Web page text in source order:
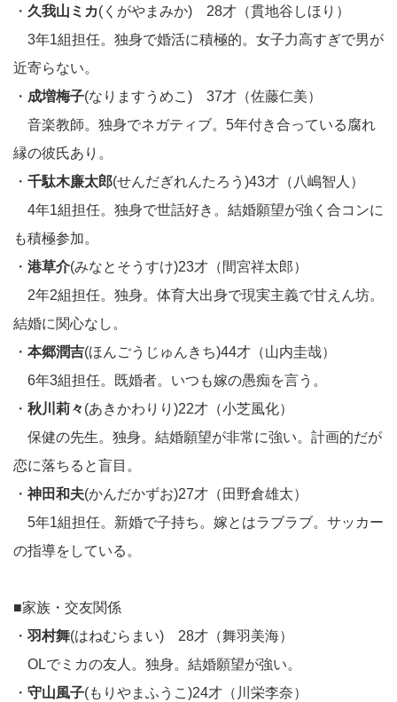
・ 久我山ミカ(くがやまみか) 28才（貫地谷しほり）
3年1組担任。独身で婚活に積極的。女子力高すぎで男が
近寄らない。
・ 成増梅子(なりますうめこ) 37才（佐藤仁美）
音楽教師。独身でネガティブ。5年付き合っている腐れ
縁の彼氏あり。
・ 千駄木廉太郎(せんだぎれんたろう)43才（八嶋智人）
4年1組担任。独身で世話好き。結婚願望が強く合コンに
も積極参加。
・ 港草介(みなとそうすけ)23才（間宮祥太郎）
2年2組担任。独身。体育大出身で現実主義で甘えん坊。
結婚に関心なし。
・ 本郷潤吉(ほんごうじゅんきち)44才（山内圭哉）
6年3組担任。既婚者。いつも嫁の愚痴を言う。
・ 秋川莉々(あきかわりり)22才（小芝風化）
保健の先生。独身。結婚願望が非常に強い。計画的だが
恋に落ちると盲目。
・ 神田和夫(かんだかずお)27才（田野倉雄太）
5年1組担任。新婚で子持ち。嫁とはラブラブ。サッカー
の指導をしている。
■家族・交友関係
・ 羽村舞(はねむらまい) 28才（舞羽美海）
OLでミカの友人。独身。結婚願望が強い。
・ 守山風子(もりやまふうこ)24才（川栄李奈）